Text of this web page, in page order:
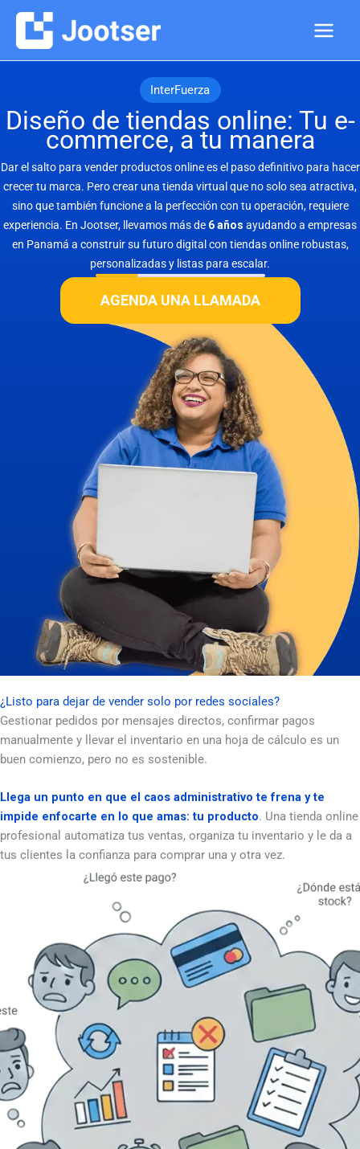
contenido
InterFuerza
Diseño de tiendas online: Tu e-
commerce, a tu manera
Dar el salto para vender productos online es el paso definitivo para hacer
crecer tu marca. Pero crear una tienda virtual que no solo sea atractiva,
sino que también funcione a la perfección con tu operación, requiere
experiencia. En Jootser, llevamos más de 6 años ayudando a empresas
en Panamá a construir su futuro digital con tiendas online robustas,
personalizadas y listas para escalar.
AGENDA UNA LLAMADA
¿Listo para dejar de vender solo por redes sociales?
Gestionar pedidos por mensajes directos, confirmar pagos
manualmente y llevar el inventario en una hoja de cálculo es un
buen comienzo, pero no es sostenible.
Llega un punto en que el caos administrativo te frena y te
impide enfocarte en lo que amas: tu producto. Una tienda online
profesional automatiza tus ventas, organiza tu inventario y le da a
tus clientes la confianza para comprar una y otra vez.